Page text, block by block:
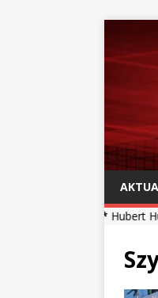
Hubert Hurkacz 6-3, 6-7(4),